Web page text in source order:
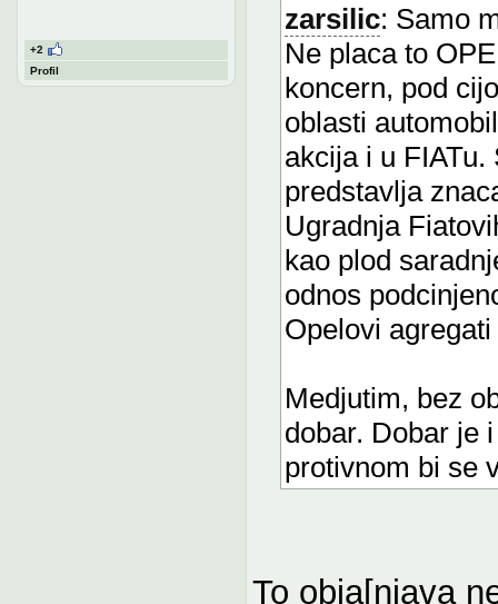
+2
Profil
zarsilic: Samo
Ne placa to
koncern, pod
oblasti
akcija i u
predstavlja
Ugradnja
kao plod
odnos
Opelovi
Medjutim, bez
dobar. Dobar je
protivnom bi se
To obja[njava